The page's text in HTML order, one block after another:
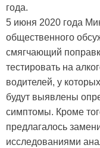
года.
5 июня 2020 года
общественного
смягчающий
тестировать на
водителей, у
будут выявлены
симптомы. Кроме
предлагалось
исследованиями